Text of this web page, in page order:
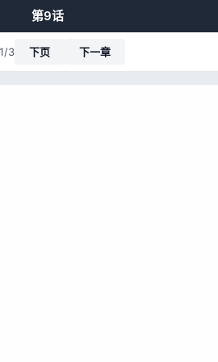
第9话
1/3 下页 下一章